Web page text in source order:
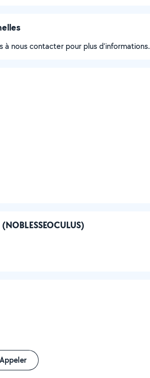
à nous contacter pour plus d’informations.
Appeler